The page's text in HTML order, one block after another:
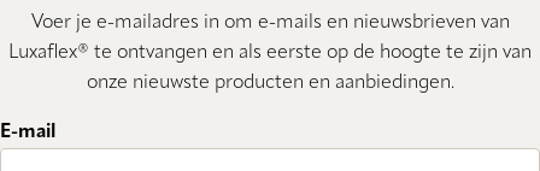
Voer je e-mailadres in om e-mails en nieuwsbrieven van
Luxaflex® te ontvangen en als eerste op de hoogte te zijn van
onze nieuwste producten en aanbiedingen.
E-mail